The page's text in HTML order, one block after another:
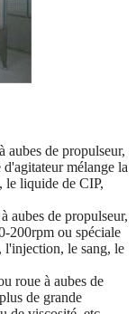
aubes de propulseur,
mélange la
le liquide de CIP,
aubes de propulseur,
200rpm ou spéciale
l'injection, le sang, le
roue à aubes de
de grande